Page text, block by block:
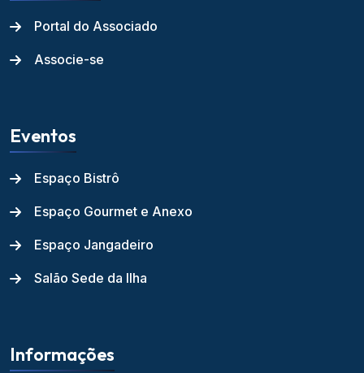
Portal do Associado
Associe-se
Eventos
Espaço Bistrô
Espaço Gourmet e Anexo
Espaço Jangadeiro
Salão Sede da Ilha
Informações